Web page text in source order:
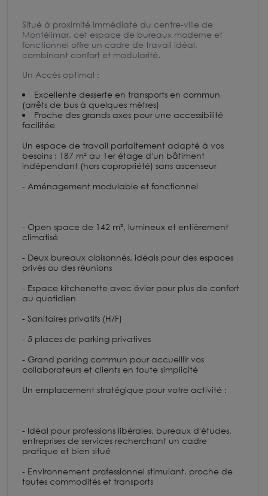
Situé à proximité immédiate du centre-ville de
Montélimar, cet espace de bureaux moderne et
fonctionnel offre un cadre de travail idéal,
combinant confort et modularité.
Un Accès optimal :
Excellente desserte en transports en commun
(arrêts de bus à quelques mètres)
Proche des grands axes pour une accessibilité
facilitée
Un espace de travail parfaitement adapté à vos
besoins : 187 m² au 1er étage d'un bâtiment
indépendant (hors copropriété) sans ascenseur
- Aménagement modulable et fonctionnel
- Open space de 142 m², lumineux et entièrement
climatisé
- Deux bureaux cloisonnés, idéals pour des espaces
privés ou des réunions
- Espace kitchenette avec évier pour plus de confort
au quotidien
- Sanitaires privatifs (H/F)
- 5 places de parking privatives
- Grand parking commun pour accueillir vos
collaborateurs et clients en toute simplicité
Un emplacement stratégique pour votre activité :
- Idéal pour professions libérales, bureaux d'études,
entreprises de services recherchant un cadre
pratique et bien situé
- Environnement professionnel stimulant, proche de
toutes commodités et transports